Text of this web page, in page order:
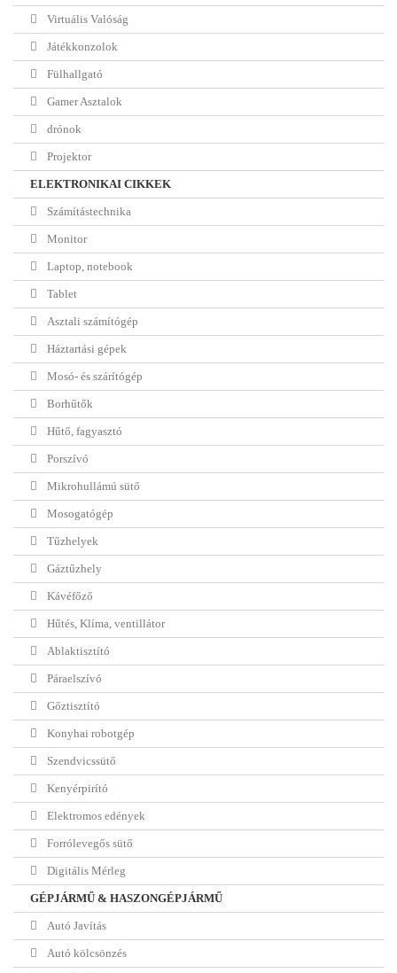
Virtuális Valóság
Játékkonzolok
Fülhallgató
Gamer Asztalok
drónok
Projektor
ELEKTRONIKAI CIKKEK
Számítástechnika
Monitor
Laptop, notebook
Tablet
Asztali számítógép
Háztartási gépek
Mosó- és szárítógép
Borhűtők
Hűtő, fagyasztó
Porszívó
Mikrohullámú sütő
Mosogatógép
Tűzhelyek
Gáztűzhely
Kávéfőző
Hűtés, Klíma, ventillátor
Ablaktisztító
Páraelszívó
Gőztisztító
Konyhai robotgép
Szendvicssütő
Kenyérpirító
Elektromos edények
Forrólevegős sütő
Digitális Mérleg
GÉPJÁRMŰ & HASZONGÉPJÁRMŰ
Autó Javítás
Autó kölcsönzés